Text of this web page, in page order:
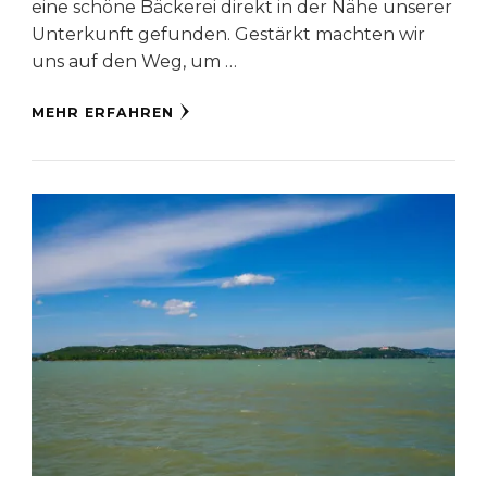
eine schöne Bäckerei direkt in der Nähe unserer
Unterkunft gefunden. Gestärkt machten wir
uns auf den Weg, um …
MEHR ERFAHREN